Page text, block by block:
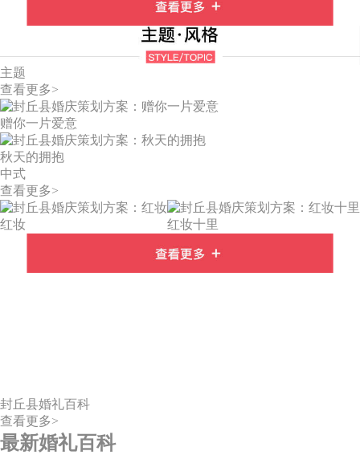
主题
查看更多>
赠你一片爱意
秋天的拥抱
中式
查看更多>
红妆 红妆十里
封丘县婚礼百科
查看更多>
最新婚礼百科